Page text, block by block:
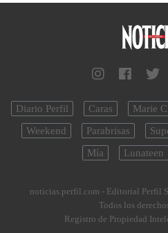
Diario Perfil Caras Marie
Weekend
Parabrisas
Mía
Lunateen
noticias.perfil.com - Editorial Perfil
Todos los
Registro de Propiedad